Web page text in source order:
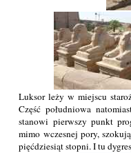
Luksor leży w miejscu
Część południowa
stanowi pierwszy punkt
mimo wczesnej pory,
pięćdziesiąt stopni. I tu